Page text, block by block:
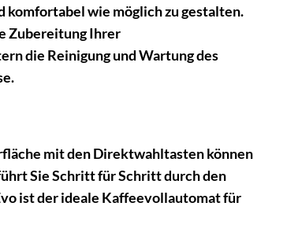
komfortabel wie möglich zu gestalten.
Zubereitung Ihrer
die Reinigung und Wartung des
mit den Direktwahltasten können
Sie Schritt für Schritt durch den
ist der ideale Kaffeevollautomat für